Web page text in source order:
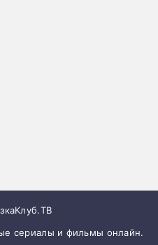
сериалы и фильмы онлайн.